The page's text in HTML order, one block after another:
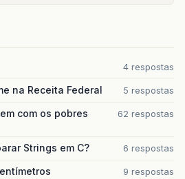
4 respostas
na Receita Federal 5 respostas
com os pobres
62 respostas
Strings em C? 6 respostas
9 respostas